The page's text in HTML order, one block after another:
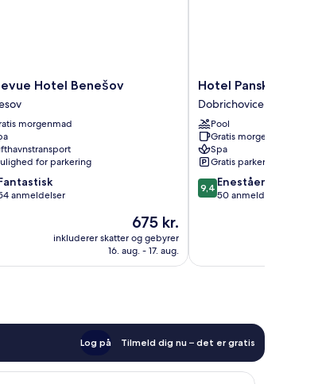
Hotel Benešov
morgenmad
for parkering
anmeldelser
Prisen
er
675 kr.
675 kr.
inkluderer skatter og gebyrer
16. aug. - 17. aug.
Hotel
Panská
Zahrada
Dobrichovice
Hotel Panská
Dobrichovice
Pool
Gratis morgenmad
Spa
Gratis parkering
9.4
ud
anmeldelser
9,4 Enestående
50 anmeldelser
Log på Tilmeld dig nu – det er gratis